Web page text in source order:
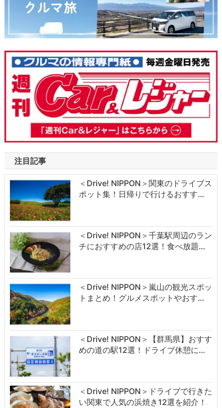
注目記事
＜Drive! NIPPON＞関東のドライブス
ポット集！日帰りで行けるおすす…
＜Drive! NIPPON＞千葉駅周辺のラン
チにおすすめの店12選！食べ放題…
＜Drive! NIPPON＞嵐山の観光スポッ
トまとめ！グルメスポットやおす…
＜Drive! NIPPON＞【群馬県】おすす
めの道の駅12選！ドライブ休憩に…
＜Drive! NIPPON＞ドライブで行きた
い関東で人気の浜焼き12選を紹介！